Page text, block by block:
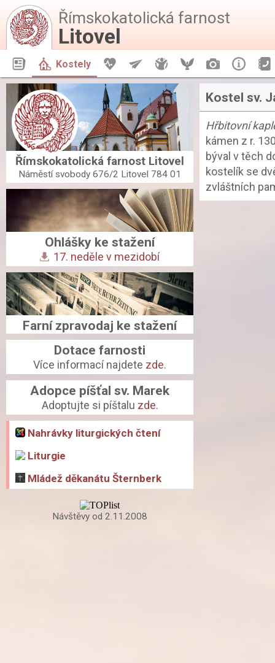
Římskokatolická farnost
Litovel
AktualityKostely Život farnosti
Aktivity Mládež Orel Fotogalerie
Římskokatolická farnost Litovel
Náměstí svobody 676/2 Litovel 784 01
Ohlášky ke stažení
17. neděle v mezidobí
Farní zpravodaj ke stažení
Dotace farnosti
Více informací najdete zde.
Adopce píšťal sv. Marek
Adoptujte si píštalu zde.
Nahrávky liturgických čtení
Liturgie
Mládež děkanátu Šternberk
Návštěvy od 2.11.2008
Kostel sv.
Hřbitovní
kámen z r.
býval v těch
kostelík se
zvláštních